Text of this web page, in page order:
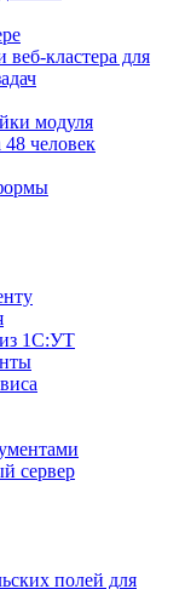
кластера для
модуля
человек
1С:УТ
сервер
полей для